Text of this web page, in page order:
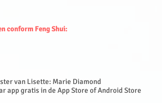
conform Feng Shui:
van Lisette: Marie Diamond
app gratis in de App Store of Android Store